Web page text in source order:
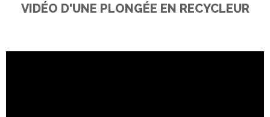
VIDÉO D'UNE PLONGÉE EN RECYCLEUR